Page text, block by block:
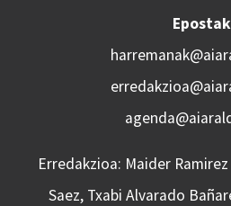
Epostak
Erredakzioa: Maider
Saez, Txabi Alvarado